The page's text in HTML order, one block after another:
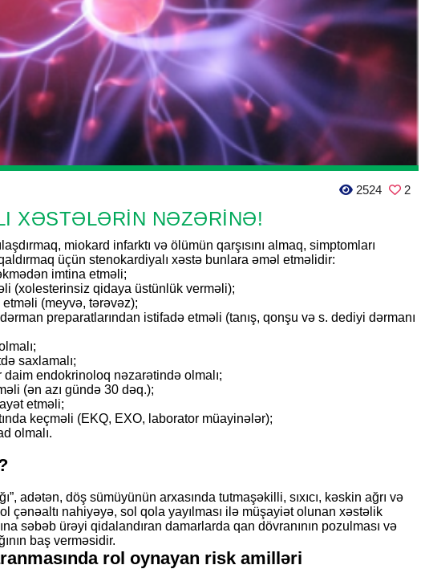
2524 2
XƏSTƏLƏRİN NƏZƏRİNƏ!
miokard infarktı və ölümün qarşısını almaq, simptomları
üçün stenokardiyalı xəstə bunlara əməl etməlidir:
imtina etməli;
(xolesterinsiz qidaya üstünlük verməli);
(meyvə, tərəvəz);
preparatlarından istifadə etməli (tanış, qonşu və s. dediyi dərmanı
saxlamalı;
endokrinoloq nəzarətində olmalı;
(ən azı gündə 30 dəq.);
etməli;
keçməli (EKQ, EXO, laborator müayinələr);
olmalı.
adətən, döş sümüyünün arxasında tutmaşəkilli, sıxıcı, kəskin ağrı və
çənəaltı nahiyəyə, sol qola yayılması ilə müşayiət olunan xəstəlik
səbəb ürəyi qidalandıran damarlarda qan dövranının pozulması və
baş verməsidir.
rol oynayan risk amilləri